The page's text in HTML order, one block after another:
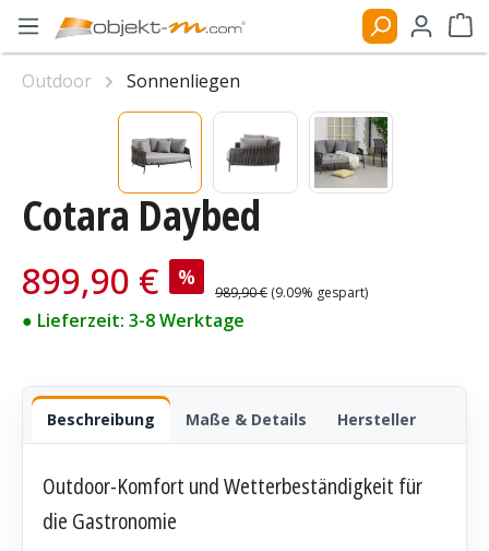
Zum Hauptinhalt springen
Cotara Daybed
Verkaufspreis:
899,90 € %
Regulärer Preis:
989,90 € (9.09% gespart)
● Lieferzeit: 3-8 Werktage
Beschreibung Maße & Details Hersteller
Outdoor-Komfort und Wetterbeständigkeit für
die Gastronomie
Outdoor
Sonnenliegen
Bildergalerie überspringen